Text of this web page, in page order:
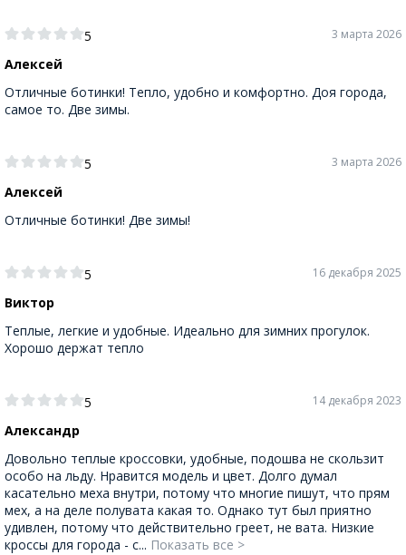
5
Алексей
3 марта 2026
Отличные ботинки! Тепло, удобно и комфортно. Доя города,
самое то. Две зимы.
5
Алексей
3 марта 2026
Отличные ботинки! Две зимы!
5
Виктор
16 декабря 2025
Теплые, легкие и удобные. Идеально для зимних прогулок.
Хорошо держат тепло
5
Александр
14 декабря 2023
Довольно теплые кроссовки, удобные, подошва не скользит
особо на льду. Нравится модель и цвет. Долго думал
касательно меха внутри, потому что многие пишут, что прям
мех, а на деле полувата какая то. Однако тут был приятно
удивлен, потому что действительно греет, не вата. Низкие
кроссы для города - с... Показать все >